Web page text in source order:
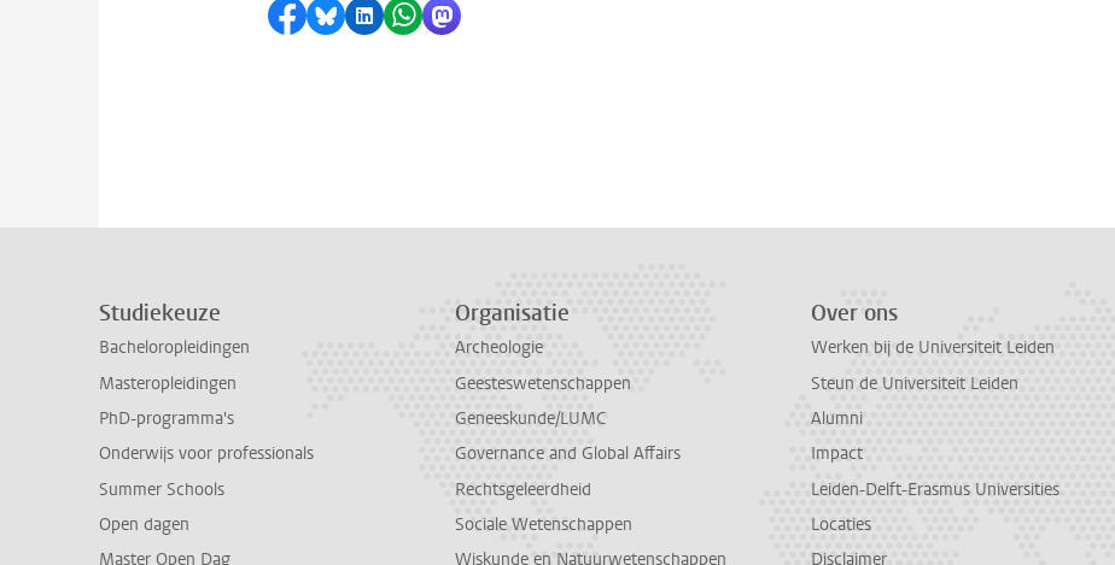
Delen op Facebook
Delen via Bluesky
Delen op LinkedIn
Delen via WhatsApp
Delen via Mastodon
Studiekeuze
Bacheloropleidingen
Masteropleidingen
PhD-programma's
Onderwijs voor professionals
Summer Schools
Open dagen
Master Open Dag
Organisatie
Archeologie
Geesteswetenschappen
Geneeskunde/LUMC
Governance and Global Affairs
Rechtsgeleerdheid
Sociale Wetenschappen
Wiskunde en Natuurwetenschappen
Over ons
Werken bij de Universiteit Leiden
Steun de Universiteit Leiden
Alumni
Impact
Leiden-Delft-Erasmus Universities
Locaties
Disclaimer